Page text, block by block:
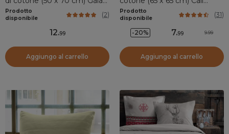
righe Albicocca
Prodotto
disponibile
(2)
12.99
Aggiungo al carrello
Marrone cioccolato
Prodotto
disponibile
(31)
-20% 7.99 9.99
Aggiungo al carrello